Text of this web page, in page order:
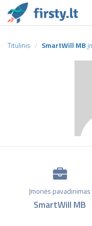
Titulinis SmartWill MB
Įmonės pavadinimas
SmartWill MB